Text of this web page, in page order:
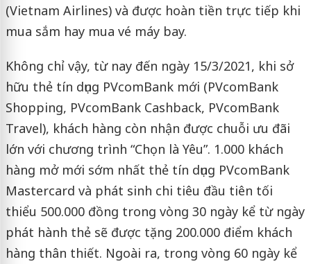
(Vietnam Airlines) và được hoàn tiền trực tiếp khi
mua sắm hay mua vé máy bay.
Không chỉ vậy, từ nay đến ngày 15/3/2021, khi sở
hữu thẻ tín dụng PVcomBank mới (PVcomBank
Shopping, PVcomBank Cashback, PVcomBank
Travel), khách hàng còn nhận được chuỗi ưu đãi
lớn với chương trình “Chọn là Yêu”. 1.000 khách
hàng mở mới sớm nhất thẻ tín dụng PVcomBank
Mastercard và phát sinh chi tiêu đầu tiên tối
thiểu 500.000 đồng trong vòng 30 ngày kể từ ngày
phát hành thẻ sẽ được tặng 200.000 điểm khách
hàng thân thiết. Ngoài ra, trong vòng 60 ngày kể